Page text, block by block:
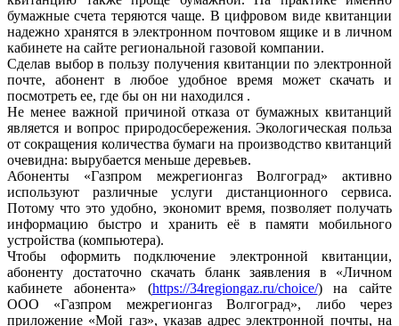
бумажные счета теряются чаще. В цифровом виде квитанции
надежно хранятся в электронном почтовом ящике и в личном
кабинете на сайте региональной газовой компании.
Сделав выбор в пользу получения квитанции по электронной
почте, абонент в любое удобное время может скачать и
посмотреть ее, где бы он ни находился .
Не менее важной причиной отказа от бумажных квитанций
является и вопрос природосбережения. Экологическая польза
от сокращения количества бумаги на производство квитанций
очевидна: вырубается меньше деревьев.
Абоненты «Газпром межрегионгаз Волгоград» активно
используют различные услуги дистанционного сервиса.
Потому что это удобно, экономит время, позволяет получать
информацию быстро и хранить её в памяти мобильного
устройства (компьютера).
Чтобы оформить подключение электронной квитанции,
абоненту достаточно скачать бланк заявления в «Личном
кабинете абонента» (https://34regiongaz.ru/choice/) на сайте
ООО «Газпром межрегионгаз Волгоград», либо через
приложение «Мой газ», указав адрес электронной почты, на